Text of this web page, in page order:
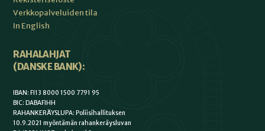
Verkkopalveluiden tila
In English
RAHALAHJAT
(DANSKE BANK):
IBAN: FI13 8000 1500 7791 95
BIC: DABAFIHH
RAHANKERÄYSLUPA: Poliisihallituksen
10.9.2021 myöntämän rahankeräysluvan